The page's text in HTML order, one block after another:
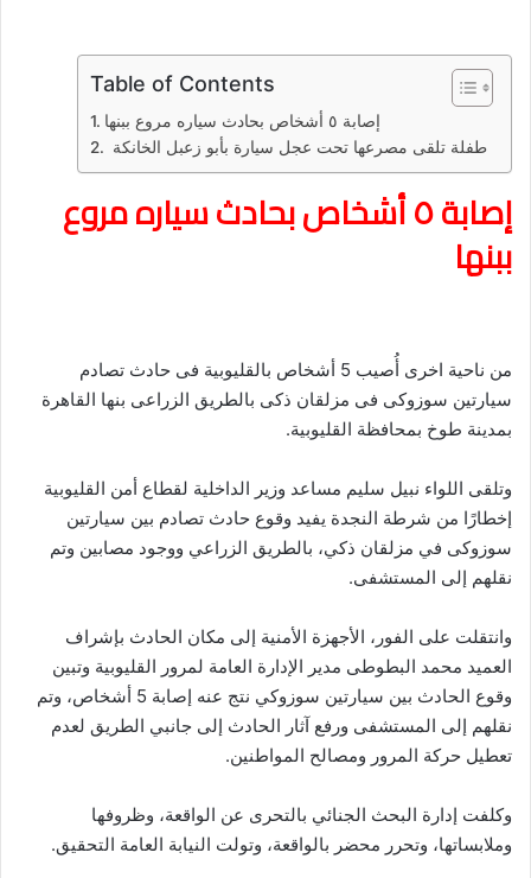
Table of Contents
طفلة تلقى مصرعها تحت عجل سيارة بأبو زعبل الخانكة
إصابة ٥ أشخاص بحادث سياره مروع
ببنها
من ناحية اخرى أُصيب 5 أشخاص بالقليوبية فى حادث تصادم
سيارتين سوزوكى فى مزلقان ذكى بالطريق الزراعى بنها القاهرة
بمدينة طوخ بمحافظة القليوبية.
وتلقى اللواء نبيل سليم مساعد وزير الداخلية لقطاع أمن القليوبية
إخطارًا من شرطة النجدة يفيد وقوع حادث تصادم بين سيارتين
سوزوكى في مزلقان ذكي، بالطريق الزراعي ووجود مصابين وتم
نقلهم إلى المستشفى.
وانتقلت على الفور، الأجهزة الأمنية إلى مكان الحادث بإشراف
العميد محمد البطوطى مدير الإدارة العامة لمرور القليوبية وتبين
وقوع الحادث بين سيارتين سوزوكي نتج عنه إصابة 5 أشخاص، وتم
نقلهم إلى المستشفى ورفع آثار الحادث إلى جانبي الطريق لعدم
تعطيل حركة المرور ومصالح المواطنين.
وكلفت إدارة البحث الجنائي بالتحرى عن الواقعة، وظروفها
وملابساتها، وتحرر محضر بالواقعة، وتولت النيابة العامة التحقيق.